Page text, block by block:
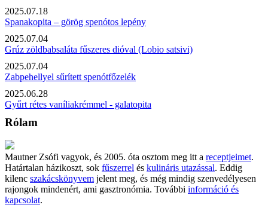
2025.07.18
Spanakopita – görög spenótos lepény
2025.07.04
Grúz zöldbabsaláta fűszeres dióval (Lobio satsivi)
2025.07.04
Zabpehellyel sűrített spenótfőzelék
2025.06.28
Gyűrt rétes vaníliakrémmel - galatopita
Rólam
Mautner Zsófi vagyok, és 2005. óta osztom meg itt a receptjeimet.
Határtalan házikoszt, sok fűszerrel és kulináris utazással. Eddig
kilenc szakácskönyvem jelent meg, és még mindig szenvedélyesen
rajongok mindenért, ami gasztronómia. További információ és
kapcsolat.